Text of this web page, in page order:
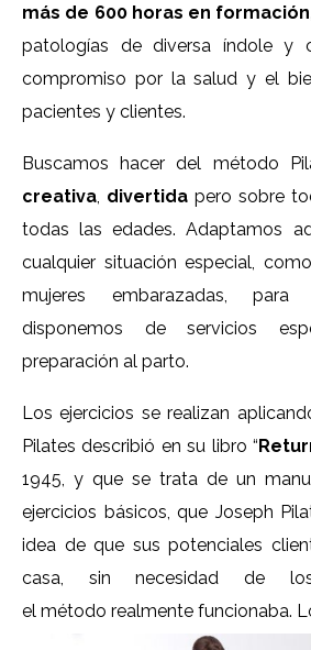
más de 600 horas en
patologías de diversa índole y
compromiso por la salud y el
pacientes y clientes.
Buscamos hacer del método
creativa, divertida pero sobre
todas las edades. Adaptamos
cualquier situación especial,
mujeres embarazadas, para
disponemos de servicios
preparación al parto.
Los ejercicios se realizan
Pilates describió en su libro “
1945, y que se trata de un
ejercicios básicos, que Joseph
idea de que sus potenciales
casa, sin necesidad de
el método realmente funcionaba.